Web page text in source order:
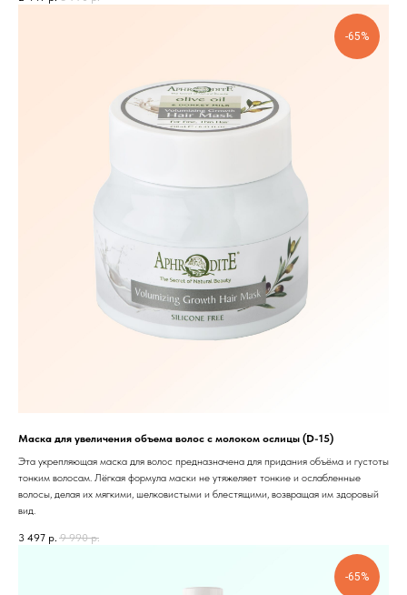
-65%
Маска для увеличения объема волос с молоком ослицы (D-15)
Эта укрепляющая маска для волос предназначена для придания объёма и густоты
тонким волосам. Лёгкая формула маски не утяжеляет тонкие и ослабленные
волосы, делая их мягкими, шелковистыми и блестящими, возвращая им здоровый
вид.
3 497 р. 9 990 р.
-65%